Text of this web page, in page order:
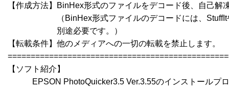
【作成方法】BinHex形式のファイルをデコード後、自己解
（BinHex形式ファイルのデコードには、StuffItや
別途必要です。）
【転載条件】他のメディアへの一切の転載を禁止します。
【ソフト紹介】
EPSON PhotoQuicker3.5 Ver.3.55のインストールプロ